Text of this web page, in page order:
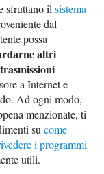
sfruttano ilsistema
dal
possa
altri
a Internet e
Ad ogni modo,
menzionate, ti
sucome
i programmi
utili.